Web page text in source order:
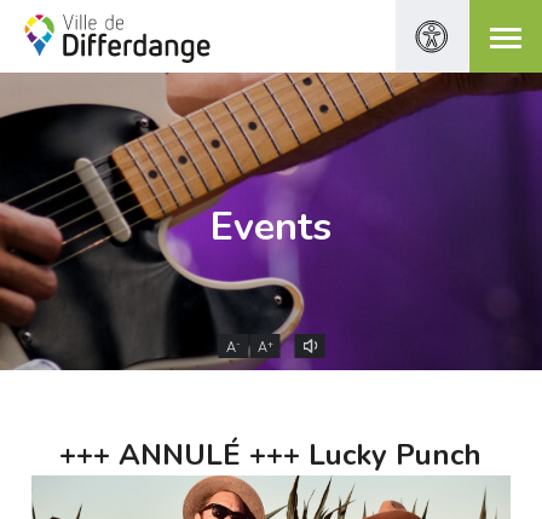
Events
A- A+
+++ ANNULÉ +++ Lucky Punch